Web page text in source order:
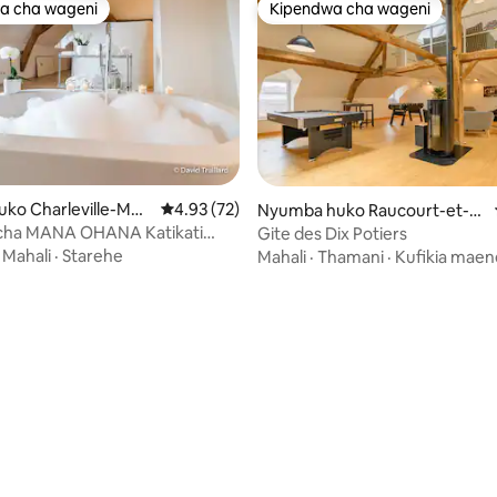
4.93 kati ya 5, tathmini 59
cha wageni
cha wageni
Charleville-Méz
Ukadiriaji wa wastani wa 4.93 kati ya 5,
4.93 (72)
MANA OHANA Katikati
+ maegesho
Mahali · Starehe
Kipendwa cha wageni
Kipendwa cha wageni
Nyumba huko Raucourt-et-Fl
aba
Gite des Dix Potiers
Mahali · Thamani · Kufikia